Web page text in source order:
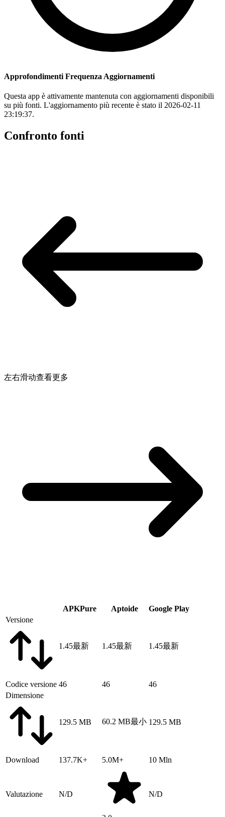
Approfondimenti Frequenza Aggiornamenti
Questa app è attivamente mantenuta con aggiornamenti disponibili
su più fonti. L'aggiornamento più recente è stato il 2026-02-11
23:19:37.
Confronto fonti
左右滑动查看更多
APKPure Aptoide
Google Play
Versione
1.45最新 1.45最新 1.45最新
Codice versione 46 46
46
Dimensione
129.5 MB 60.2 MB最小 129.5 MB
Download 137.7K+ 5.0M+ 10 Mln
Valutazione N/D N/D